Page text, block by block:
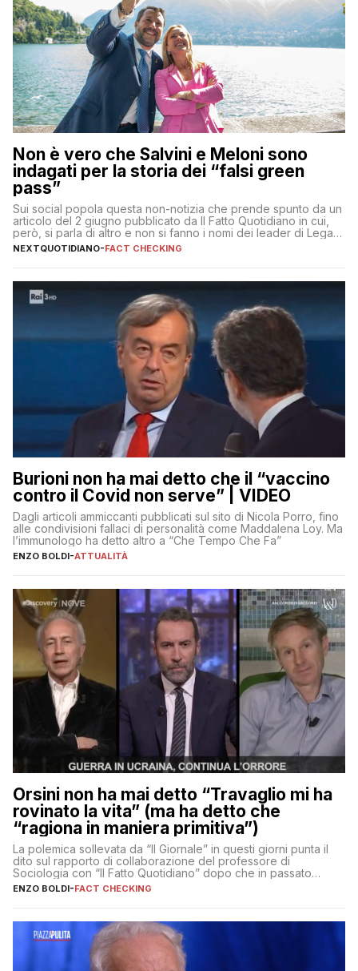
Non è vero che Salvini e Meloni sono
indagati per la storia dei “falsi green
pass”
Sui social popola questa non-notizia che prende spunto da un
articolo del 2 giugno pubblicato da Il Fatto Quotidiano in cui,
però, si parla di altro e non si fanno i nomi dei leader di Lega e
Fratelli d’Italia
NEXTQUOTIDIANO-FACT CHECKING
Burioni non ha mai detto che il “vaccino
contro il Covid non serve” | VIDEO
Dagli articoli ammiccanti pubblicati sul sito di Nicola Porro, fino
alle condivisioni fallaci di personalità come Maddalena Loy. Ma
l’immunologo ha detto altro a “Che Tempo Che Fa”
ENZO BOLDI-ATTUALITÀ
Orsini non ha mai detto “Travaglio mi ha
rovinato la vita” (ma ha detto che
“ragiona in maniera primitiva”)
La polemica sollevata da “Il Giornale” in questi giorni punta il
dito sul rapporto di collaborazione del professore di
Sociologia con “Il Fatto Quotidiano” dopo che in passato
erano volati stracci
ENZO BOLDI-FACT CHECKING